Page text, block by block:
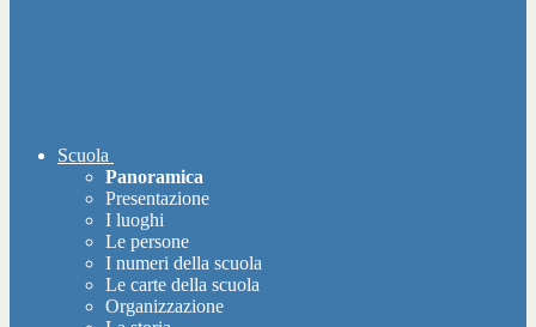
Scuola
Panoramica
Presentazione
I luoghi
Le persone
I numeri della scuola
Le carte della scuola
Organizzazione